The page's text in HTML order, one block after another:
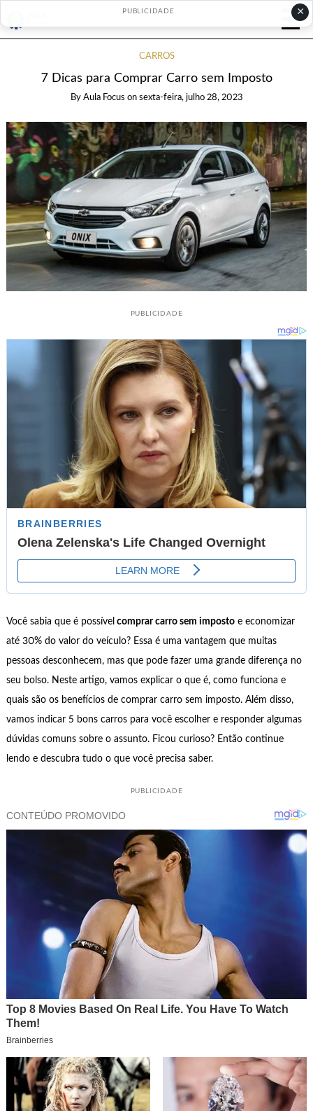
CARROS
7 Dicas para Comprar Carro sem Imposto
By Aula Focus on sexta-feira, julho 28, 2023
PUBLICIDADE
Você sabia que é possível comprar carro sem impostoe economizar
até 30% do valor do veículo? Essa é uma vantagem que muitas
pessoas desconhecem, mas que pode fazer uma grande diferença no
seu bolso. Neste artigo, vamos explicar o que é, como funciona e
quais são os benefícios de comprar carro sem imposto. Além disso,
vamos indicar 5 bons carros para você escolher e responder algumas
dúvidas comuns sobre o assunto. Ficou curioso? Então continue
lendo e descubra tudo o que você precisa saber.
PUBLICIDADE
×
PUBLICIDADE